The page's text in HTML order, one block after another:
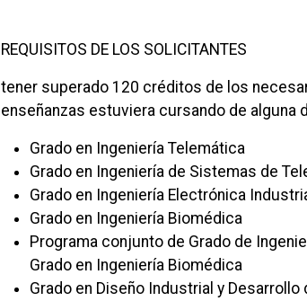
REQUISITOS DE LOS SOLICITANTES
tener superado 120 créditos de los
enseñanzas estuviera cursando de alguna
Grado en Ingeniería Telemática
Grado en Ingeniería de Sistemas de
Grado en Ingeniería Electrónica
Grado en Ingeniería Biomédica
Programa conjunto de Grado de
Grado en Ingeniería Biomédica
Grado en Diseño Industrial y